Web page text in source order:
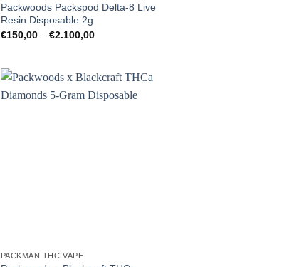
Packwoods Packspod Delta-8 Live
Resin Disposable 2g
€150,00 – €2.100,00Preisspanne:
PACKMAN THC VAPE